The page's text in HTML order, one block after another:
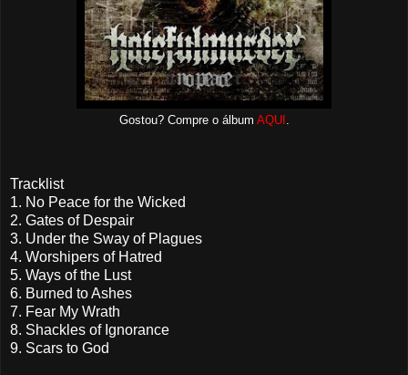
Gostou? Compre o álbum AQUI .
Tracklist
1. No Peace for the Wicked
2. Gates of Despair
3. Under the Sway of Plagues
4. Worshipers of Hatred
5. Ways of the Lust
6. Burned to Ashes
7. Fear My Wrath
8. Shackles of Ignorance
9. Scars to God